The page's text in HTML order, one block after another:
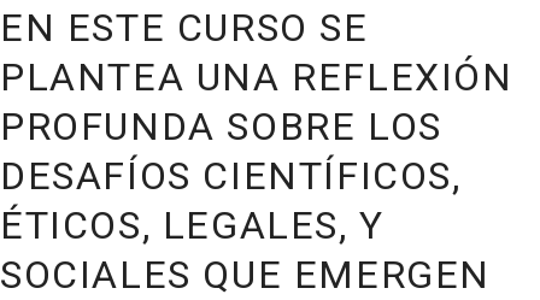
EN ESTE CURSO SE
PLANTEA UNA REFLEXIÓN
PROFUNDA SOBRE LOS
DESAFÍOS CIENTÍFICOS,
ÉTICOS, LEGALES, Y
SOCIALES QUE EMERGEN